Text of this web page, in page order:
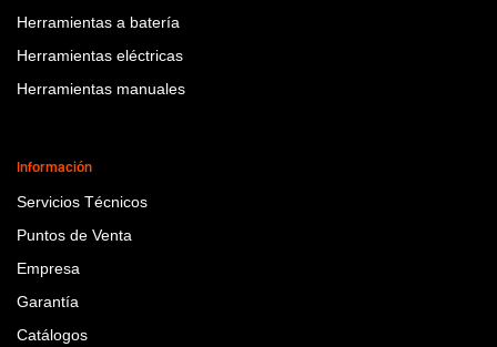
Herramientas a batería
Herramientas eléctricas
Herramientas manuales
Información
Servicios Técnicos
Puntos de Venta
Empresa
Garantía
Catálogos